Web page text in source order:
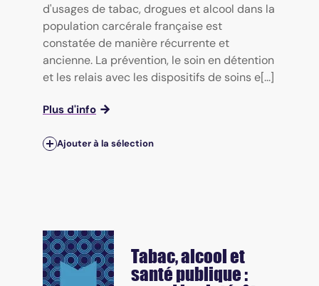
d'usages de tabac, drogues et alcool dans la
population carcérale française est
constatée de manière récurrente et
ancienne. La prévention, le soin en détention
et les relais avec les dispositifs de soins e[...]
Plus d'info
Ajouter à la sélection
Tabac, alcool et
santé publique :